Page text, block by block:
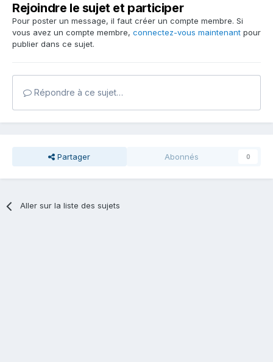
Rejoindre le sujet et participer
Pour poster un message, il faut créer un compte membre. Si
vous avez un compte membre, connectez-vous maintenant pour
publier dans ce sujet.
Répondre à ce sujet…
Partager Abonnés 0
Aller sur la liste des sujets